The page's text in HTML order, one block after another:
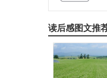
读后感图文推